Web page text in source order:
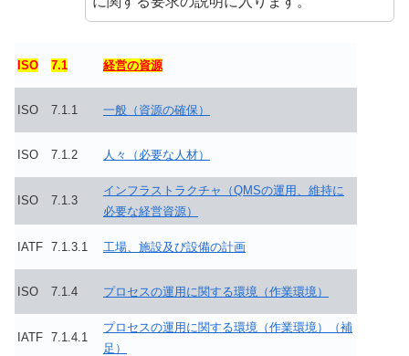
ISO 7.1 経営の資源
ISO 7.1.1 一般（資源の確保）
ISO 7.1.2 人々（必要な人材）
ISO 7.1.3
インフラストラクチャ（QMSの運用、維持に
必要な経営資源）
IATF 7.1.3.1 工場、施設及び設備の計画
ISO 7.1.4 プロセスの運用に関する環境（作業環境）
IATF 7.1.4.1
プロセスの運用に関する環境（作業環境）（補
足）